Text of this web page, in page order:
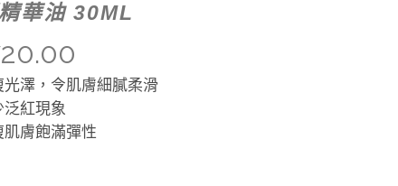
華油 30ML
澤，令肌膚細膩柔滑
紅現象
膚飽滿彈性